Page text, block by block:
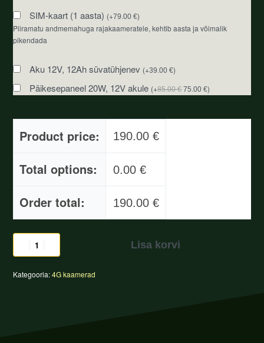
SIM-kaart (1 aasta) (+79.00€)
Piiramatu andmemahuga rajakaameratele, kehtib aasta ja võimalik
pikendada
Aku 12V, 12Ah süvatühjenev (+39.00€)
Päikesepaneel 20W, 12V akule (+85.00€ 75.00€)
Product price: 190.00 €
Total options: 0.00 €
Order total: 190.00 €
Lisa korvi
Kategooria:4G kaamerad